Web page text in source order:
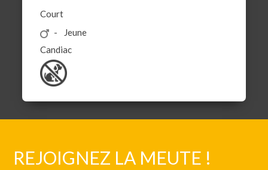
Court
Jeune
Candiac
REJOIGNEZ LA MEUTE !